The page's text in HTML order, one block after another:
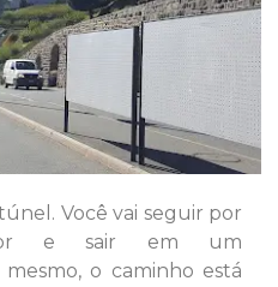
Você vai seguir por
e sair em um
mesmo, o caminho está